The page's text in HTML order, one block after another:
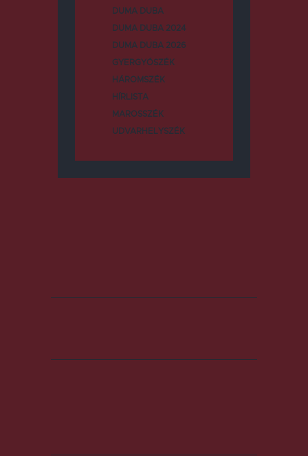
DUMA DUBA
DUMA DUBA 2024
DUMA DUBA 2026
GYERGYÓSZÉK
HÁROMSZÉK
HÍRLISTA
MAROSSZÉK
UDVARHELYSZÉK